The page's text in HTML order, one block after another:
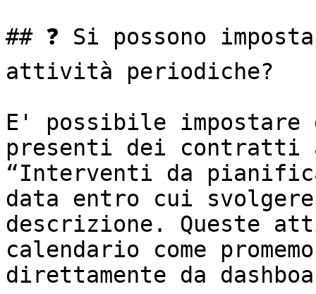
## ❓ Si possono
attività periodiche?
E' possibile impostare
presenti dei
“Interventi da
data entro cui
descrizione. Queste
calendario come
direttamente da